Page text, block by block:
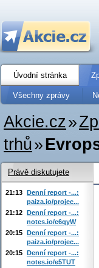
Úvodní stránka
Všechny zprávy
Akcie.cz»
trhů»
Právě diskutujete
21:13 Denní report -...:
paiza.io/projec...
21:12 Denní report -...:
notes.io/e6qyW
20:15 Denní report -...:
paiza.io/projec...
20:15 Denní report -...:
notes.io/e5TUT